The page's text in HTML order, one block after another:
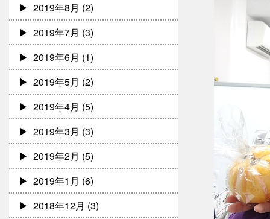
2019年8月 (2)
2019年7月 (3)
2019年6月 (1)
2019年5月 (2)
2019年4月 (5)
2019年3月 (3)
2019年2月 (5)
2019年1月 (6)
2018年12月 (3)